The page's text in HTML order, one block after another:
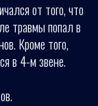
от того, что
травмы попал в
Кроме того,
в 4-м звене.